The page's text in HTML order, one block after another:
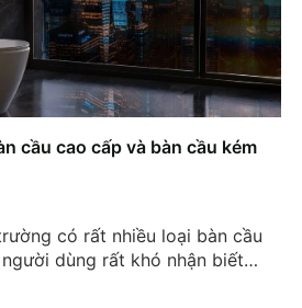
cầu cao cấp và bàn cầu kém
có rất nhiều loại bàn cầu
dùng rất khó nhận biết